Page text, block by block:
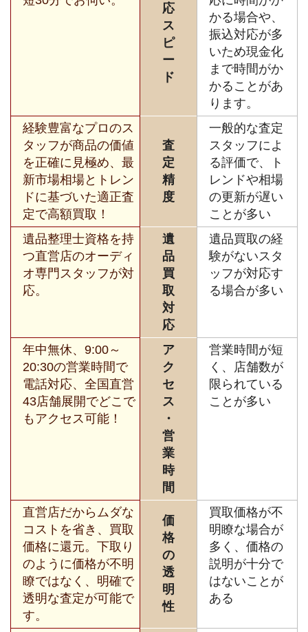
応
ス
ピ
ー
ド
かる場合や、
振込対応が多
いため現金化
まで時間がか
かることがあ
ります。
経験豊富なプロのス
タッフが商品の価値
を正確に見極め、最
新市場相場とトレン
ドに基づいた適正査
定で高額買取！
査
定
精
度
一般的な査定
スタッフによ
る評価で、ト
レンドや相場
の更新が遅い
ことが多い
遺品整理士資格を持
つ直営店のオーディ
オ専門スタッフが対
応。
遺
品
買
取
対
応
遺品買取の経
験がないスタ
ッフが対応す
る場合が多い
年中無休、9:00～
20:30の営業時間で
電話対応、全国直営
43店舗展開でどこで
もアクセス可能！
ア
ク
セ
ス
・
営
業
時
間
営業時間が短
く、店舗数が
限られている
ことが多い
直営店だからムダな
コストを省き、買取
価格に還元。下取り
のように価格が不明
瞭ではなく、明確で
透明な査定が可能で
す。
価
格
の
透
明
性
買取価格が不
明瞭な場合が
多く、価格の
説明が十分で
はないことが
ある